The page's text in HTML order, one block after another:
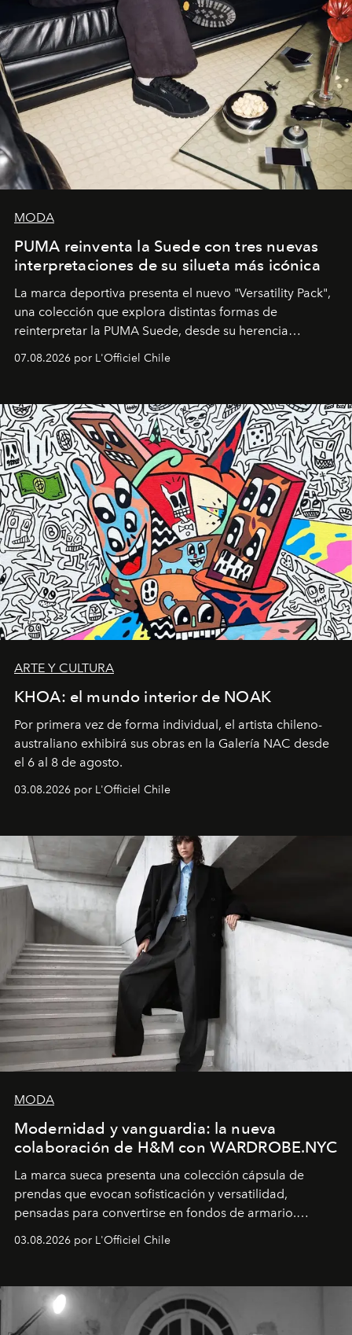
MODA
PUMA reinventa la Suede con tres nuevas
interpretaciones de su silueta más icónica
La marca deportiva presenta el nuevo "Versatility Pack",
una colección que explora distintas formas de
reinterpretar la PUMA Suede, desde su herencia
deportiva hasta una mirada moderna inspirada en el
diseño y el universo outdoor.
07.08.2026 por L'Officiel Chile
ARTE Y CULTURA
KHOA: el mundo interior de NOAK
Por primera vez de forma individual, el artista chileno-
australiano exhibirá sus obras en la Galería NAC desde
el 6 al 8 de agosto.
03.08.2026 por L'Officiel Chile
MODA
Modernidad y vanguardia: la nueva
colaboración de H&M con WARDROBE.NYC
La marca sueca presenta una colección cápsula de
prendas que evocan sofisticación y versatilidad,
pensadas para convertirse en fondos de armario.
Disponible en Chile desde el 6 de agosto.
03.08.2026 por L'Officiel Chile